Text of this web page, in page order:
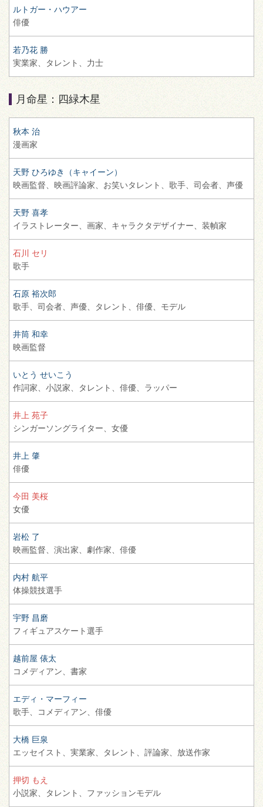
ルトガー・ハウアー
俳優
若乃花 勝
実業家、
タレント、 力士
月命星：四緑木星
秋本 治
漫画家
天野 ひろゆき（キャイーン）
映画監督、 映画評論家、 お笑いタレント、 歌手、 司会者、 声優
天野 喜孝
イラストレーター、 画家、 キャラクタデザイナー、 装幀家
石川 セリ
歌手
石原 裕次郎
歌手、 司会者、 声優、 タレント、 俳優、 モデル
井筒 和幸
映画監督
いとう せいこう
作詞家、 小説家、 タレント、 俳優、 ラッパー
井上 苑子
シンガーソングライター、 女優
井上 肇
俳優
今田 美桜
女優
岩松 了
映画監督、 演出家、 劇作家、 俳優
内村 航平
体操競技選手
宇野 昌磨
フィギュアスケート選手
越前屋 俵太
コメディアン、 書家
エディ・マーフィー
歌手、
コメディアン、 俳優
大橋 巨泉
エッセイスト、 実業家、 タレント、 評論家、 放送作家
押切 もえ
小説家、
タレント、 ファッションモデル